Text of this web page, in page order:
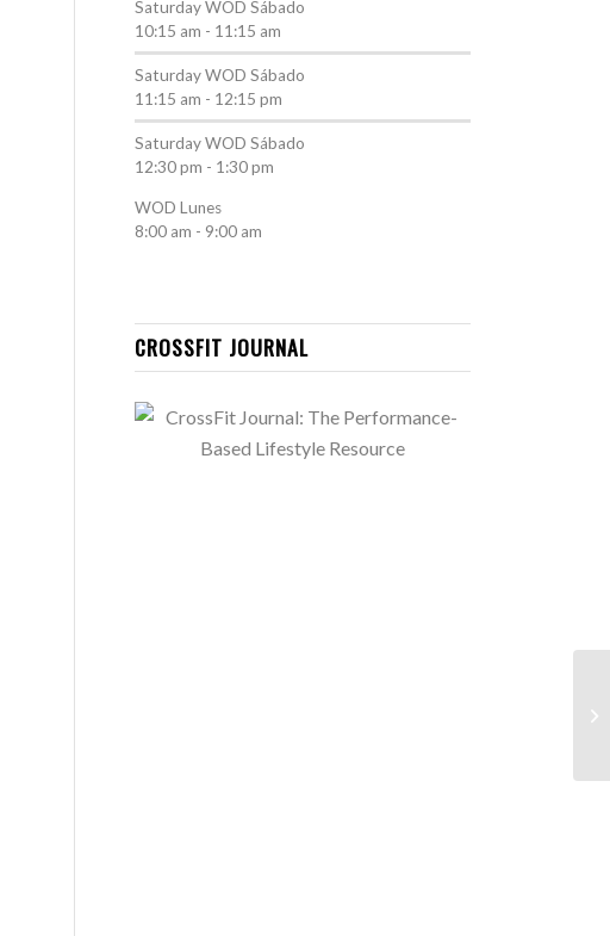
Saturday WOD Sábado
10:15 am - 11:15 am
Saturday WOD Sábado
11:15 am - 12:15 pm
Saturday WOD Sábado
12:30 pm - 1:30 pm
WOD Lunes
8:00 am - 9:00 am
CROSSFIT JOURNAL